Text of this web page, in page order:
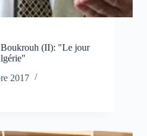
Boukrouh (II): "Le jour
2017